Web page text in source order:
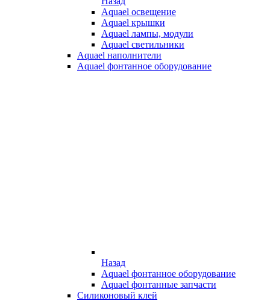
Aquael освещение
Aquael крышки
Aquael лампы, модули
Aquael светильники
Aquael наполнители
Aquael фонтанное оборудование
Назад
Aquael фонтанное оборудование
Aquael фонтанные запчасти
Силиконовый клей